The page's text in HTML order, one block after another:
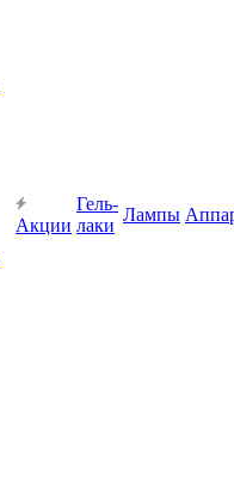
Акции
Гель-
лаки
Лампы